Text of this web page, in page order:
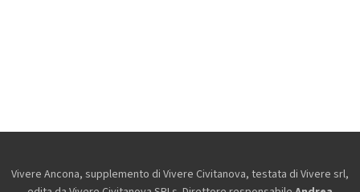
Vivere Ancona, supplemento di Vivere Civitanova, testata di Vivere srl,